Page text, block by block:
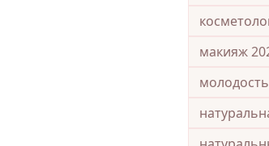
макияж